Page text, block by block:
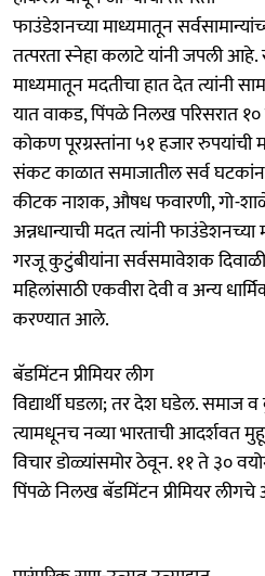
फाउंडेशनच्या माध्यमातून
तत्परता स्नेहा कलाटे यांनी जपली
माध्यमातून मदतीचा हात देत त्यांनी
यात वाकड, पिंपळे निलख परिसरात
कोकण पूरग्रस्तांना ५१ हजार
संकट काळात समाजातील सर्व
कीटक नाशक, औषध फवारणी, गो-
अन्नधान्याची मदत त्यांनी
गरजू कुटुंबीयांना सर्वसमावेशक
महिलांसाठी एकवीरा देवी व अन्य
करण्यात आले.
बॅडमिंटन प्रीमियर लीग
विद्यार्थी घडला; तर देश घडेल. समाज
त्यामधूनच नव्या भारताची आदर्शवत
विचार डोळ्यांसमोर ठेवून. ११ ते ३०
पिंपळे निलख बॅडमिंटन प्रीमियर